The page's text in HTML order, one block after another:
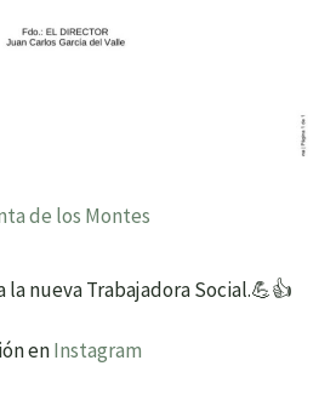
de los Montes
la nueva Trabajadora Social.💪👍
enInstagram